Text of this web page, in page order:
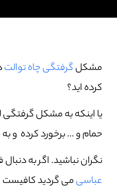
مشکلگرفتگی چاه توالت
کرده اید؟
یا اینکه به مشکل
حمام و … برخورد کرده و به
نگران نباشید. اگر به
عباسیمی گردید